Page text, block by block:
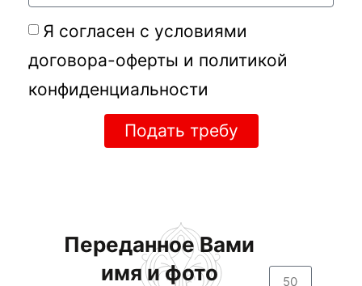
Я согласен с условиями
договора-оферты и политикой
конфиденциальности
Подать требу
Переданное Вами
имя и фото